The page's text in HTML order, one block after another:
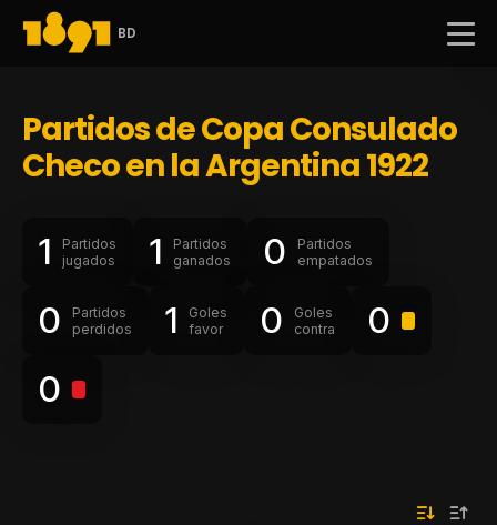
BD
Partidos de Copa Consulado
Checo en la Argentina 1922
1
Partidos
jugados
1
Partidos
ganados
0
Partidos
empatados
0
Partidos
perdidos
1
Goles
favor
0
Goles
contra
0
0